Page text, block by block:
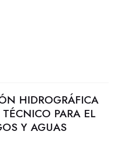
HIDROGRÁFICA
PARA EL
Y AGUAS